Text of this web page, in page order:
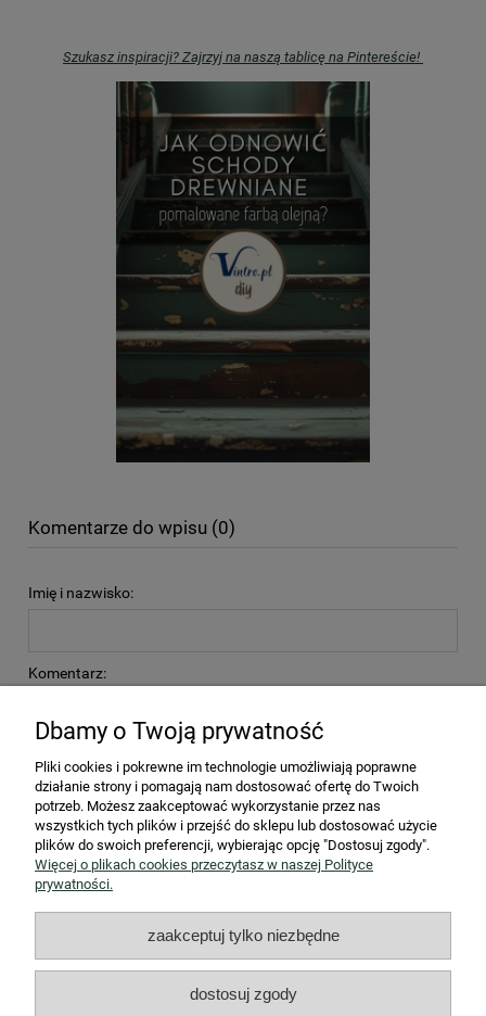
Szukasz inspiracji? Zajrzyj na naszą tablicę na Pintereście!
Komentarze do wpisu (0)
Imię i nazwisko:
Komentarz:
wyślij
STREFA KLIENTA
Współpraca B2B
Dbamy o Twoją prywatność
Pliki cookies i pokrewne im technologie umożliwiają poprawne
działanie strony i pomagają nam dostosować ofertę do Twoich
potrzeb. Możesz zaakceptować wykorzystanie przez nas
wszystkich tych plików i przejść do sklepu lub dostosować użycie
plików do swoich preferencji, wybierając opcję "Dostosuj zgody".
Więcej o plikach cookies przeczytasz w naszej Polityce
prywatności.
zaakceptuj tylko niezbędne
dostosuj zgody